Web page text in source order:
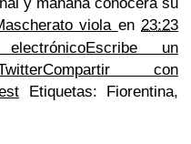
viola en23:23
Escribe un
Compartir con
Etiquetas: Fiorentina,